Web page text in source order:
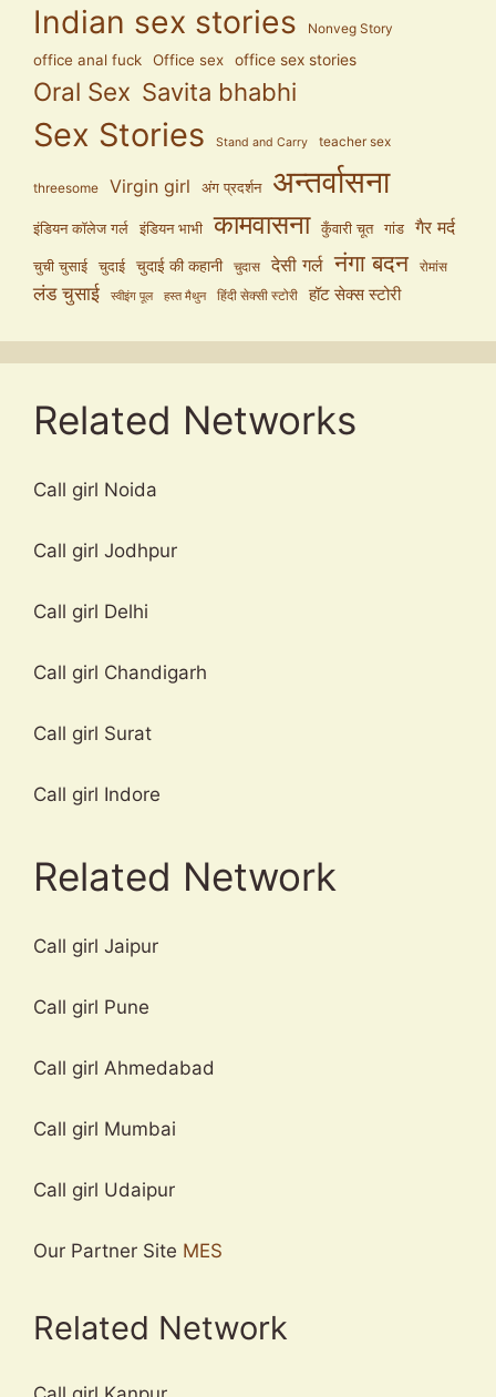
Indian sex stories Nonveg Story
office anal fuck Office sex office sex stories
Oral Sex Savita bhabhi
Sex Stories Stand and Carry teacher sex
threesome Virgin girl अंग प्रदर्शन अन्तर्वासना
इंडियन कॉलेज गर्ल इंडियन भाभी कामवासना कुँवारी चूत गांड गैर मर्द
चुची चुसाई चुदाई चुदाई की कहानी चुदास देसी गर्ल नंगा बदन रोमांस
लंड चुसाई स्वीइंग पूल हस्त मैथुन हिंदी सेक्सी स्टोरी हॉट सेक्स स्टोरी
Related Networks
Call girl Noida
Call girl Jodhpur
Call girl Delhi
Call girl Chandigarh
Call girl Surat
Call girl Indore
Related Network
Call girl Jaipur
Call girl Pune
Call girl Ahmedabad
Call girl Mumbai
Call girl Udaipur
Our Partner Site MES
Related Network